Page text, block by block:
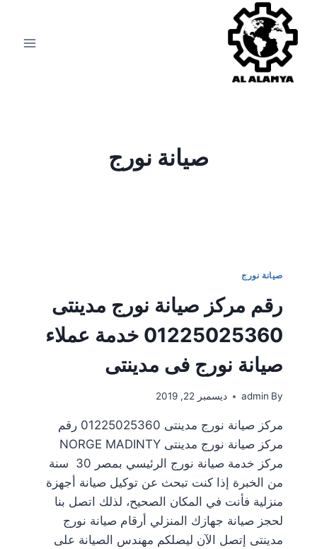
صيانة نورج
صيانة نورج
رقم مركز صيانة نورج مدينتى
01225025360 خدمة عملاء
صيانة نورج فى مدينتى
By
admin ديسمبر 22, 2019
مركز صيانة نورج مدينتى 01225025360 رقم
مركز صيانة نورج مدينتى NORGE MADINTY
مركز خدمة صيانة نورج الرئيسي بمصر 30 سنة
من الخبرة إذا كنت تبحث عن توكيل صيانة أجهزة
منزلية فأنت في المكان الصحيح، لذلك اتصل بنا
لحجز صيانة جهازك المنزلي أرقام صيانة نورج
مدينتى إتصل الآن ليصلكم مهندس الصيانة على